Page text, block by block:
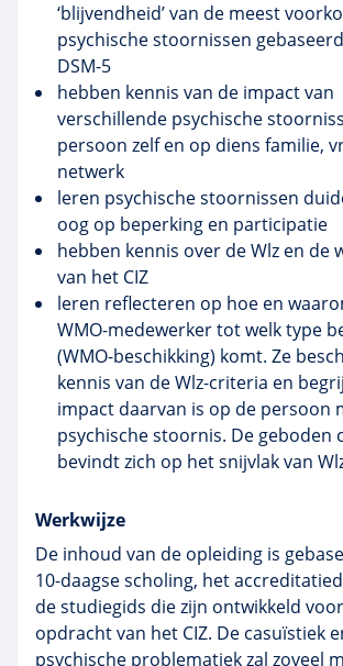
‘blijvendheid’ van de meest
psychische stoornissen
DSM-5
hebben kennis van de impact van
verschillende psychische
persoon zelf en op diens familie,
netwerk
leren psychische stoornissen
oog op beperking en participatie
hebben kennis over de Wlz en de
van het CIZ
leren reflecteren op hoe en
WMO-medewerker tot welk type
(WMO-beschikking) komt. Ze
kennis van de Wlz-criteria en
impact daarvan is op de persoon
psychische stoornis. De geboden
bevindt zich op het snijvlak van
Werkwijze
De inhoud van de opleiding is
10-daagse scholing, het
de studiegids die zijn ontwikkeld
opdracht van het CIZ. De casuïstiek
psychische problematiek zal zoveel